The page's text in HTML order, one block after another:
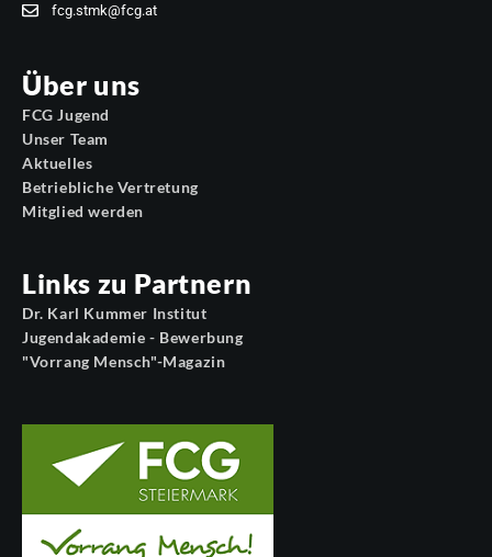
fcg.stmk@fcg.at
Über uns
FCG Jugend
Unser Team
Aktuelles
Betriebliche Vertretung
Mitglied werden
Links zu Partnern
Dr. Karl Kummer Institut
Jugendakademie - Bewerbung
"Vorrang Mensch"-Magazin